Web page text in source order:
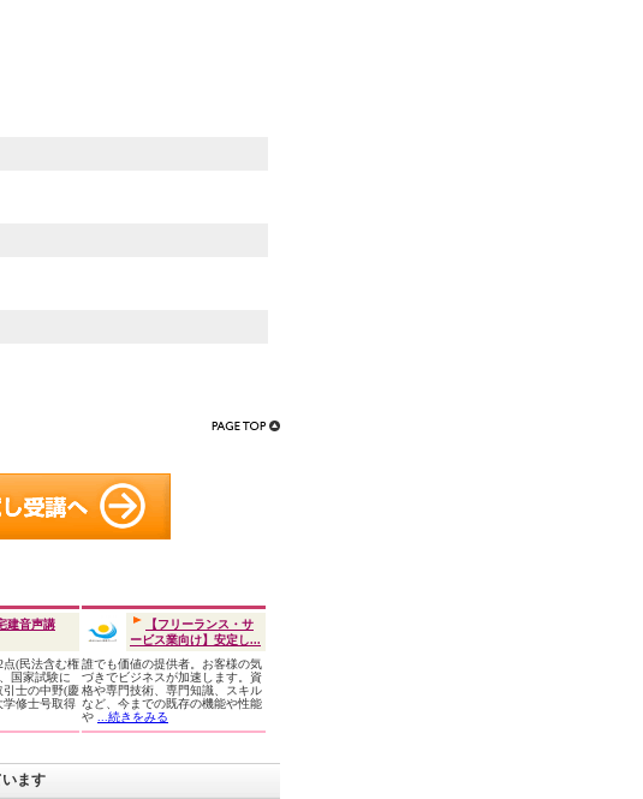
建音声講
点(民法含む権
国家試験に
引士の中野(慶
学修士号取得
【フリーランス・サ
ービス業向け】安定し...
誰でも価値の提供者。お客様の気
づきでビジネスが加速します。資
格や専門技術、専門知識、スキル
など、今までの既存の機能や性能
や
...続きをみる
ます